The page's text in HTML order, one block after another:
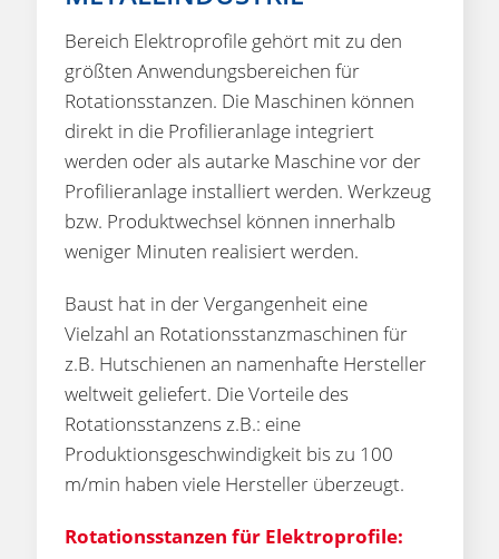
Bereich Elektroprofile gehört mit zu den
größten Anwendungsbereichen für
Rotationsstanzen. Die Maschinen können
direkt in die Profilieranlage integriert
werden oder als autarke Maschine vor der
Profilieranlage installiert werden. Werkzeug
bzw. Produktwechsel können innerhalb
weniger Minuten realisiert werden.
Baust hat in der Vergangenheit eine
Vielzahl an Rotationsstanzmaschinen für
z.B. Hutschienen an namenhafte Hersteller
weltweit geliefert. Die Vorteile des
Rotationsstanzens z.B.: eine
Produktionsgeschwindigkeit bis zu 100
m/min haben viele Hersteller überzeugt.
Rotationsstanzen für Elektroprofile: